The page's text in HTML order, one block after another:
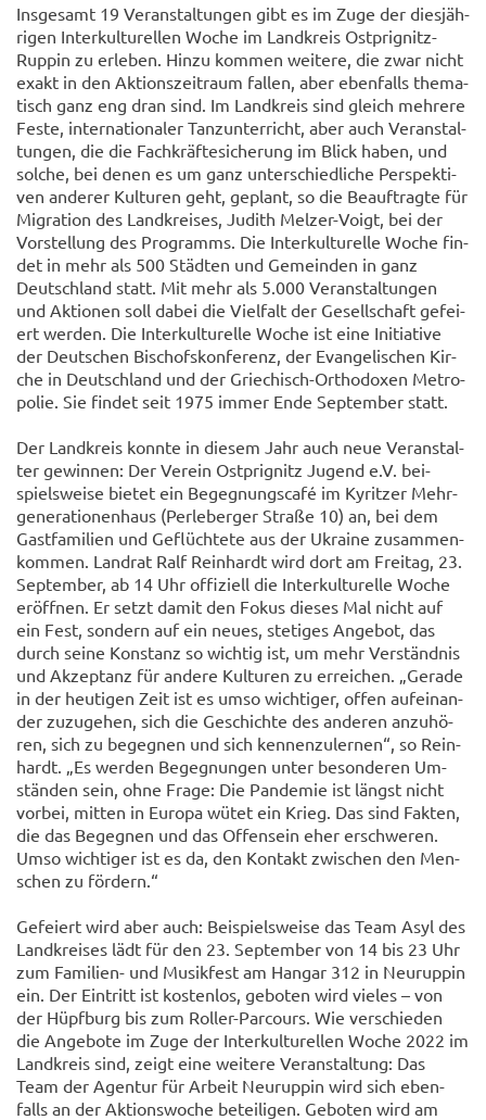
Ins­ge­samt 19 Ver­an­stal­tun­gen gibt es im Zuge der dies­jäh­
ri­gen In­ter­kul­tu­rel­len Woche im Land­kreis Ostprignitz-​
Ruppin zu er­le­ben. Hinzu kom­men wei­te­re, die zwar nicht
exakt in den Ak­ti­ons­zeit­raum fal­len, aber eben­falls the­ma­
tisch ganz eng dran sind. Im Land­kreis sind gleich meh­re­re
Feste, in­ter­na­tio­na­ler Tanz­un­ter­richt, aber auch Ver­an­stal­
tun­gen, die die Fach­kräf­te­si­che­rung im Blick haben, und
sol­che, bei denen es um ganz un­ter­schied­li­che Per­spek­ti­
ven an­de­rer Kul­tu­ren geht, ge­plant, so die Be­auf­trag­te für
Mi­gra­ti­on des Land­krei­ses, Ju­dith Melzer-​Voigt, bei der
Vor­stel­lung des Pro­gramms. Die In­ter­kul­tu­rel­le Woche fin­
det in mehr als 500 Städ­ten und Ge­mein­den in ganz
Deutsch­land statt. Mit mehr als 5.000 Ver­an­stal­tun­gen
und Ak­tio­nen soll dabei die Viel­falt der Ge­sell­schaft ge­fei­
ert wer­den. Die In­ter­kul­tu­rel­le Woche ist eine In­itia­ti­ve
der Deut­schen Bi­schofs­kon­fe­renz, der Evan­ge­li­schen Kir­
che in Deutsch­land und der Griechisch-​Orthodoxen Me­tro­
po­lie. Sie fin­det seit 1975 immer Ende Sep­tem­ber statt.
Der Land­kreis konn­te in die­sem Jahr auch neue Ver­an­stal­
ter ge­win­nen: Der Ver­ein Ost­p­ri­g­nitz Ju­gend e.V. bei­
spiels­wei­se bie­tet ein Be­geg­nungs­café im Ky­rit­zer Mehr­
ge­nera­tio­nen­haus (Per­le­ber­ger Stra­ße 10) an, bei dem
Gast­fa­mi­li­en und Ge­flüch­te­te aus der Ukrai­ne zu­sam­men­
kom­men. Land­rat Ralf Rein­hardt wird dort am Frei­tag, 23.
Sep­tem­ber, ab 14 Uhr of­fi­zi­ell die In­ter­kul­tu­rel­le Woche
er­öff­nen. Er setzt damit den Fokus die­ses Mal nicht auf
ein Fest, son­dern auf ein neues, ste­ti­ges An­ge­bot, das
durch seine Kon­stanz so wich­tig ist, um mehr Ver­ständ­nis
und Ak­zep­tanz für an­de­re Kul­tu­ren zu er­rei­chen. „Ge­ra­de
in der heu­ti­gen Zeit ist es umso wich­ti­ger, offen auf­ein­an­
der zu­zu­ge­hen, sich die Ge­schich­te des an­de­ren an­zu­hö­
ren, sich zu be­geg­nen und sich ken­nen­zu­ler­nen“, so Rein­
hardt. „Es wer­den Be­geg­nun­gen unter be­son­de­ren Um­
stän­den sein, ohne Frage: Die Pan­de­mie ist längst nicht
vor­bei, mit­ten in Eu­ro­pa wütet ein Krieg. Das sind Fak­ten,
die das Be­geg­nen und das Of­fen­sein eher er­schwe­ren.
Umso wich­ti­ger ist es da, den Kon­takt zwi­schen den Men­
schen zu för­dern.“
Ge­fei­ert wird aber auch: Bei­spiels­wei­se das Team Asyl des
Land­krei­ses lädt für den 23. Sep­tem­ber von 14 bis 23 Uhr
zum Familien-​ und Mu­sik­fest am Han­gar 312 in Neu­rup­pin
ein. Der Ein­tritt ist kos­ten­los, ge­bo­ten wird vie­les – von
der Hüpf­burg bis zum Roller-​Parcours. Wie ver­schie­den
die An­ge­bo­te im Zuge der In­ter­kul­tu­rel­len Woche 2022 im
Land­kreis sind, zeigt eine wei­te­re Ver­an­stal­tung: Das
Team der Agen­tur für Ar­beit Neu­rup­pin wird sich eben­
falls an der Ak­ti­ons­wo­che be­tei­li­gen. Ge­bo­ten wird am